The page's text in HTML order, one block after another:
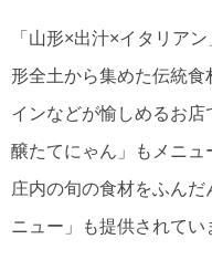
「山形×出汁×イタリア
形全土から集めた伝統食
インなどが愉しめるお
醸たてにゃん」もメニュ
庄内の旬の食材をふん
ニュー」も提供されてい